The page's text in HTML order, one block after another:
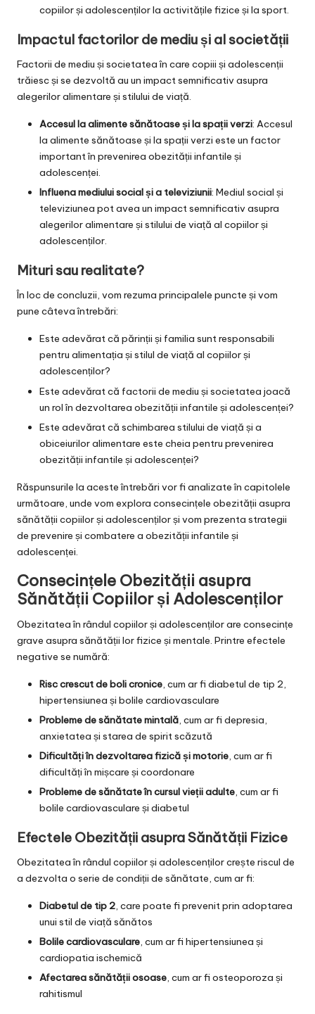
copiilor și adolescenților la activitățile fizice și la sport.
Impactul factorilor de mediu și al societății
Factorii de mediu și societatea în care copiii și adolescenții
trăiesc și se dezvoltă au un impact semnificativ asupra
alegerilor alimentare și stilului de viață.
Accesul la alimente sănătoase și la spații verzi: Accesul
la alimente sănătoase și la spații verzi este un factor
important în prevenirea obezității infantile și
adolescenței.
Influena mediului social și a televiziunii: Mediul social și
televiziunea pot avea un impact semnificativ asupra
alegerilor alimentare și stilului de viață al copiilor și
adolescenților.
Mituri sau realitate?
În loc de concluzii, vom rezuma principalele puncte și vom
pune câteva întrebări:
Este adevărat că părinții și familia sunt responsabili
pentru alimentația și stilul de viață al copiilor și
adolescenților?
Este adevărat că factorii de mediu și societatea joacă
un rol în dezvoltarea obezității infantile și adolescenței?
Este adevărat că schimbarea stilului de viață și a
obiceiurilor alimentare este cheia pentru prevenirea
obezității infantile și adolescenței?
Răspunsurile la aceste întrebări vor fi analizate în capitolele
următoare, unde vom explora consecințele obezității asupra
sănătății copiilor și adolescenților și vom prezenta strategii
de prevenire și combatere a obezității infantile și
adolescenței.
Consecințele Obezității asupra
Sănătății Copiilor și Adolescenților
Obezitatea în rândul copiilor și adolescenților are consecințe
grave asupra sănătății lor fizice și mentale. Printre efectele
negative se numără:
Risc crescut de boli cronice, cum ar fi diabetul de tip 2,
hipertensiunea și bolile cardiovasculare
Probleme de sănătate mintală, cum ar fi depresia,
anxietatea și starea de spirit scăzută
Dificultăți în dezvoltarea fizică și motorie, cum ar fi
dificultăți în mișcare și coordonare
Probleme de sănătate în cursul vieții adulte, cum ar fi
bolile cardiovasculare și diabetul
Efectele Obezității asupra Sănătății Fizice
Obezitatea în rândul copiilor și adolescenților crește riscul de
a dezvolta o serie de condiții de sănătate, cum ar fi:
Diabetul de tip 2, care poate fi prevenit prin adoptarea
unui stil de viață sănătos
Bolile cardiovasculare, cum ar fi hipertensiunea și
cardiopatia ischemică
Afectarea sănătății osoase, cum ar fi osteoporoza și
rahitismul